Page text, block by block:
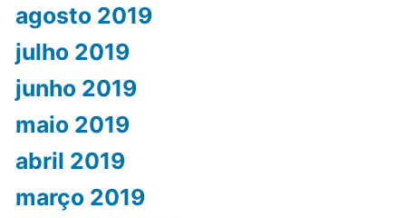
agosto 2019
julho 2019
junho 2019
maio 2019
abril 2019
março 2019